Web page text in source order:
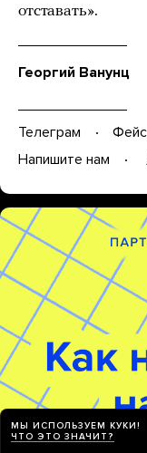
отставать».
Георгий Ванунц
Телеграм
Напишите нам
МЫ ИСПОЛЬЗУЕМ КУКИ!
ЧТО ЭТО ЗНАЧИТ?